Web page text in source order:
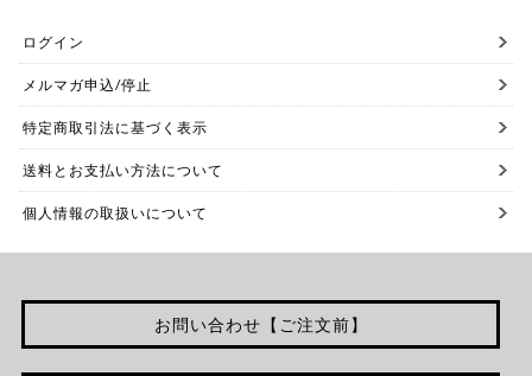
ログイン
メルマガ申込/停止
特定商取引法に基づく表示
送料とお支払い方法について
個人情報の取扱いについて
お問い合わせ【ご注文前】